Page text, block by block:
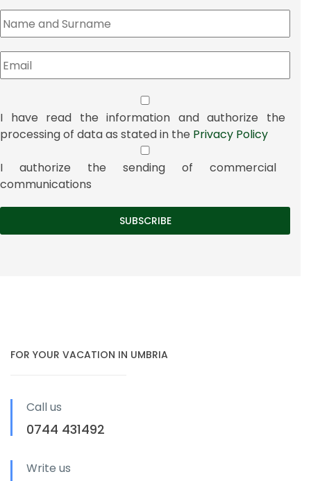
I have read the information and authorize the
processing of data as stated in the Privacy Policy
I authorize the sending of commercial
communications
FOR YOUR VACATION IN UMBRIA
Call us
0744 431492
Write us